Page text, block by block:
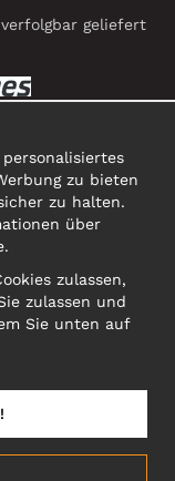
geliefert
an diese Adresse
zu bieten
zu halten.
über
zulassen,
zulassen und
Sie unten auf